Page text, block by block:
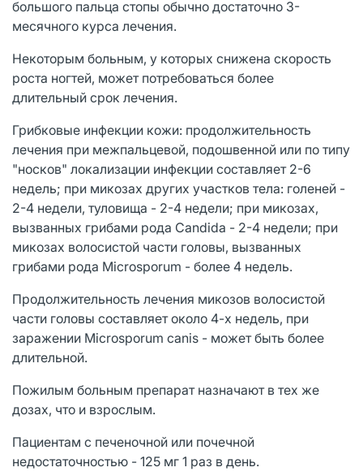
большого пальца стопы обычно достаточно 3-
месячного курса лечения.
Некоторым больным, у которых снижена скорость
роста ногтей, может потребоваться более
длительный срок лечения.
Грибковые инфекции кожи: продолжительность
лечения при межпальцевой, подошвенной или по типу
"носков" локализации инфекции составляет 2-6
недель; при микозах других участков тела: голеней -
2-4 недели, туловища - 2-4 недели; при микозах,
вызванных грибами рода Candida - 2-4 недели; при
микозах волосистой части головы, вызванных
грибами рода Microsporum - более 4 недель.
Продолжительность лечения микозов волосистой
части головы составляет около 4-х недель, при
заражении Microsporum canis - может быть более
длительной.
Пожилым больным препарат назначают в тех же
дозах, что и взрослым.
Пациентам с печеночной или почечной
недостаточностью - 125 мг 1 раз в день.